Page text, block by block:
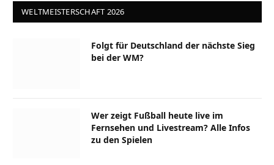
WELTMEISTERSCHAFT 2026
Folgt für Deutschland der nächste Sieg
bei der WM?
Wer zeigt Fußball heute live im
Fernsehen und Livestream? Alle Infos
zu den Spielen